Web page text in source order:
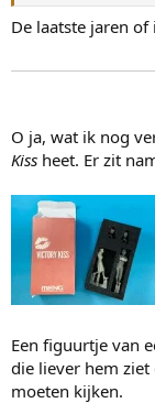
De laatste jaren of
O ja, wat ik nog
Kiss heet. Er zit
Een figuurtje van
die liever hem
moeten kijken.